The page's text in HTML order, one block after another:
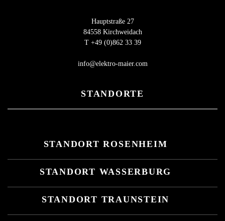
Hauptstraße 27
84558 Kirchweidach
T +49 (0)862 33 39
info@elektro-maier.com
STANDORTE
STANDORT ROSENHEIM
STANDORT WASSERBURG
STANDORT TRAUNSTEIN